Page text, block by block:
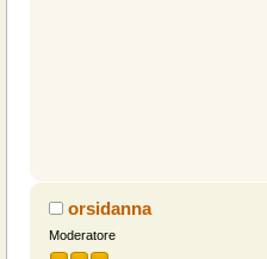
orsidanna
Moderatore